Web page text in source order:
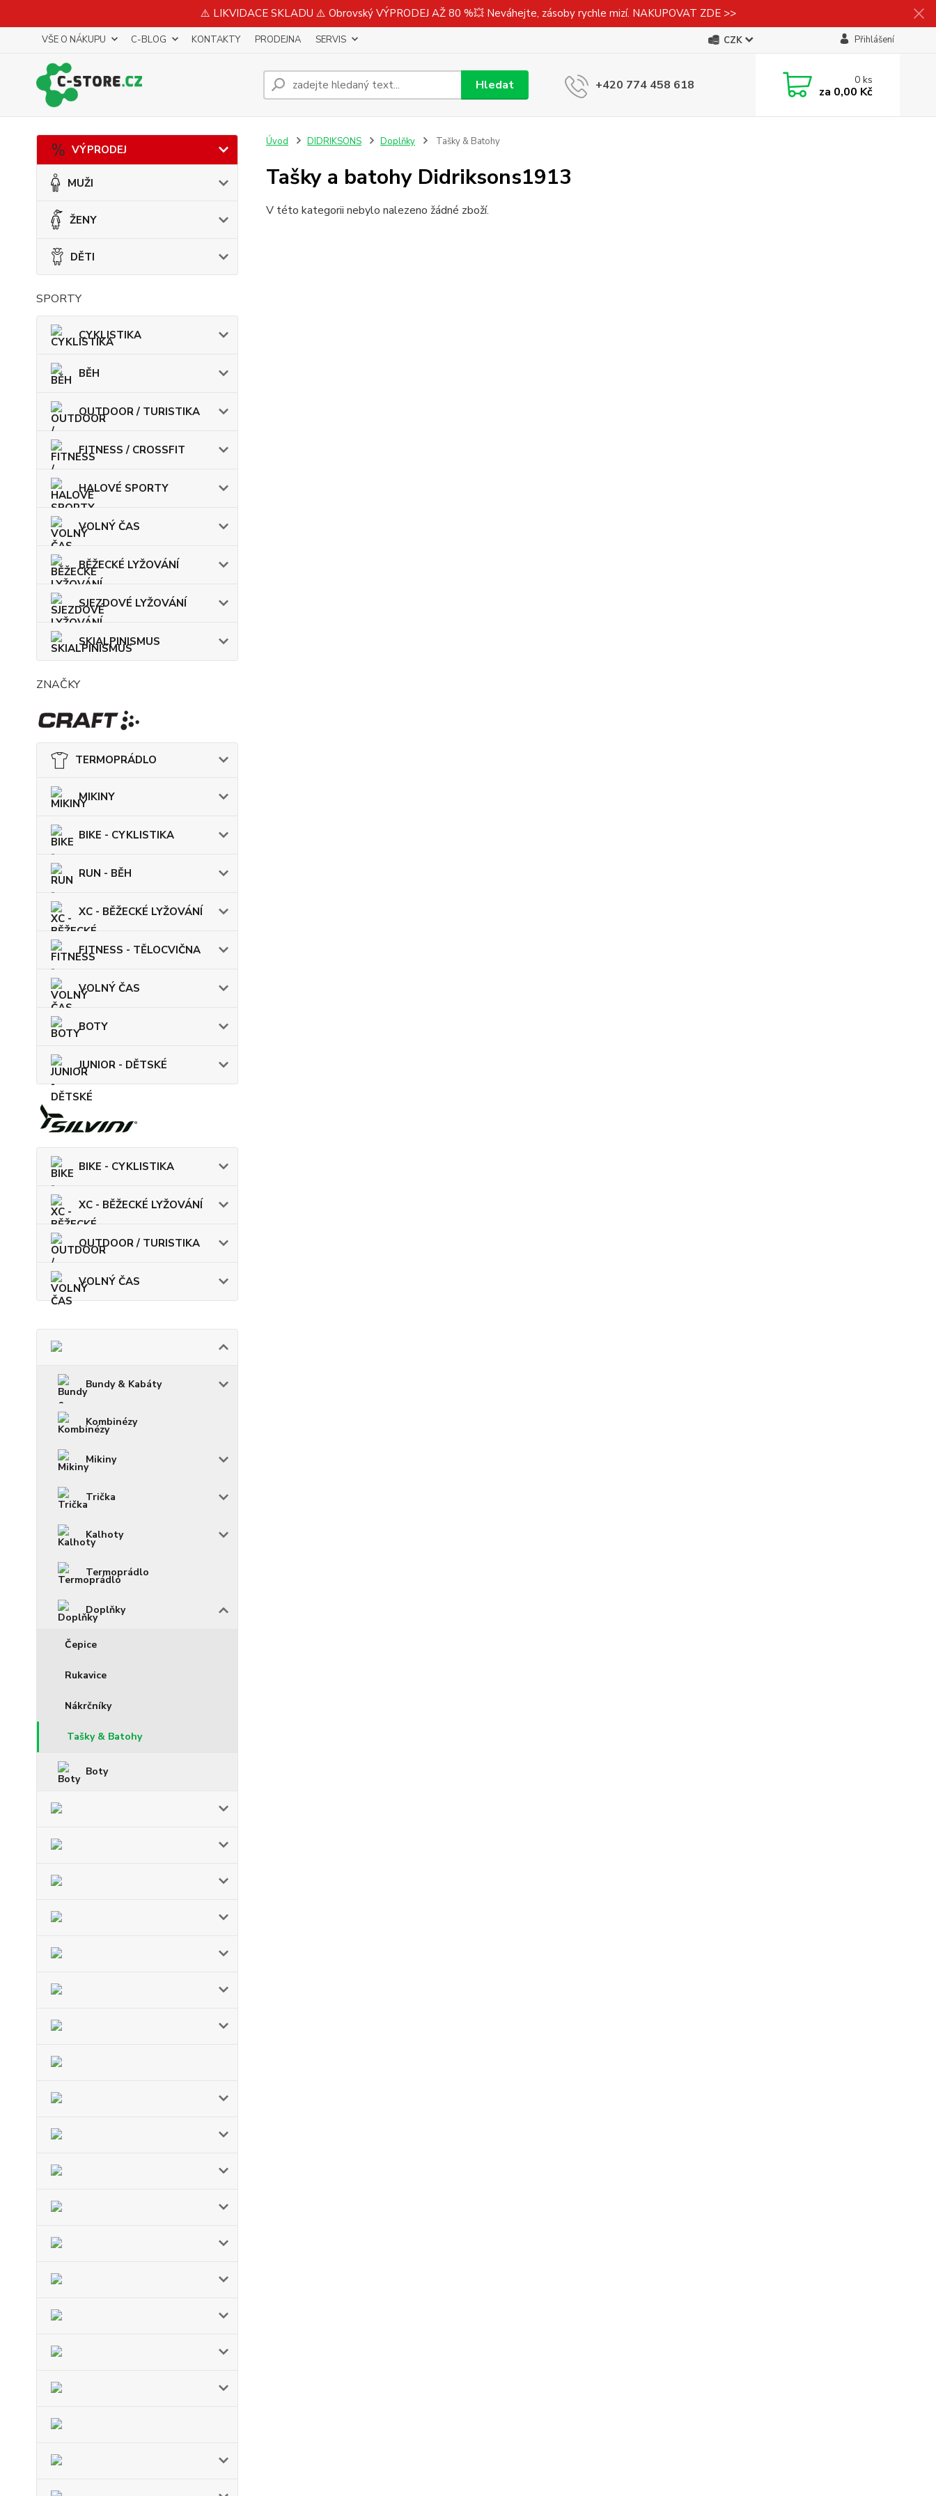
⚠️ LIKVIDACE SKLADU ⚠️ Obrovský VÝPRODEJ AŽ 80 %💥 Neváhejte, zásoby rychle mizí. NAKUPOVAT ZDE >>
VŠE O NÁKUPU C-BLOG KONTAKTY PRODEJNA SERVIS CZK Přihlášení
Hledat +420 774 458 618 0ks
za 0,00 Kč
VÝPRODEJ
MUŽI
ŽENY
DĚTI
SPORTY
CYKLISTIKA
BĚH
OUTDOOR / TURISTIKA
FITNESS / CROSSFIT
HALOVÉ SPORTY
VOLNÝ ČAS
BĚŽECKÉ LYŽOVÁNÍ
SJEZDOVÉ LYŽOVÁNÍ
SKIALPINISMUS
ZNAČKY
TERMOPRÁDLO
MIKINY
BIKE - CYKLISTIKA
RUN - BĚH
XC - BĚŽECKÉ LYŽOVÁNÍ
FITNESS - TĚLOCVIČNA
VOLNÝ ČAS
BOTY
JUNIOR - DĚTSKÉ
BIKE - CYKLISTIKA
XC - BĚŽECKÉ LYŽOVÁNÍ
OUTDOOR / TURISTIKA
VOLNÝ ČAS
Bundy & Kabáty
Kombinézy
Mikiny
Trička
Kalhoty
Termoprádlo
Doplňky
Čepice
Rukavice
Nákrčníky
Tašky & Batohy
Boty
Úvod DIDRIKSONS Doplňky Tašky & Batohy
Tašky a batohy Didriksons1913
V této kategorii nebylo nalezeno žádné zboží.